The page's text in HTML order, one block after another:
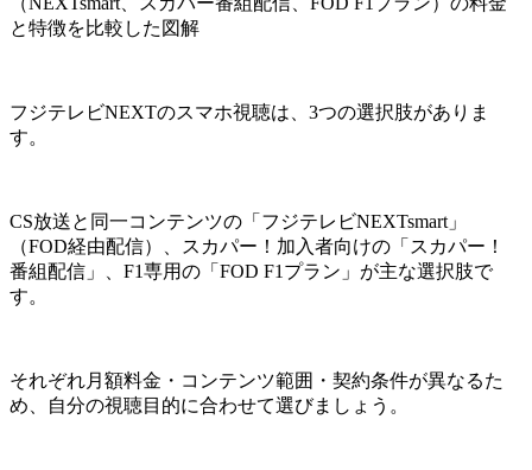
フジテレビNEXTのスマホ視聴は、3つの選択肢がありま
す。
CS放送と同一コンテンツの「フジテレビNEXTsmart」
（FOD経由配信）、スカパー！加入者向けの「スカパー！
番組配信」、F1専用の「FOD F1プラン」が主な選択肢で
す。
それぞれ月額料金・コンテンツ範囲・契約条件が異なるた
め、自分の視聴目的に合わせて選びましょう。